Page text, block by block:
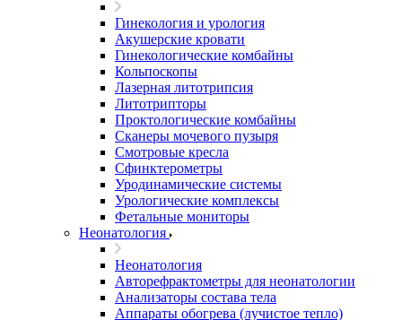
Гинекология и урология
Акушерские кровати
Гинекологические комбайны
Кольпоскопы
Лазерная литотрипсия
Литотрипторы
Проктологические комбайны
Сканеры мочевого пузыря
Смотровые кресла
Сфинктерометры
Уродинамические системы
Урологические комплексы
Фетальные мониторы
Неонатология
Неонатология
Авторефрактометры для неонатологии
Анализаторы состава тела
Аппараты обогрева (лучистое тепло)